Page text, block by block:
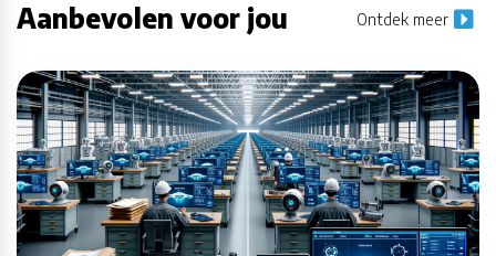
Aanbevolen voor jou Ontdek meer